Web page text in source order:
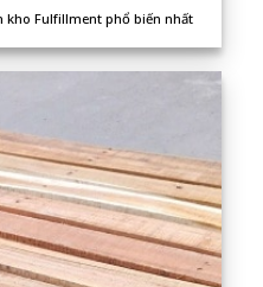
kho Fulfillment phổ biến nhất